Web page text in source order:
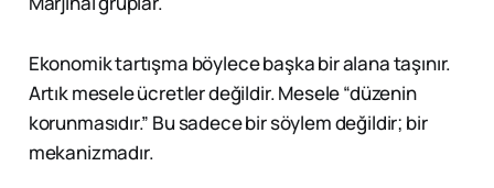
Ekonomik tartışma böylece başka bir alana taşınır.
Artık mesele ücretler değildir. Mesele “düzenin
korunmasıdır.” Bu sadece bir söylem değildir; bir
mekanizmadır.